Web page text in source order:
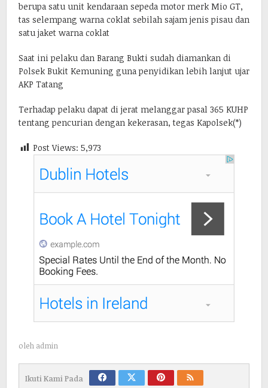
berupa satu unit kendaraan sepeda motor merk Mio GT,
tas selempang warna coklat sebilah sajam jenis pisau dan
satu jaket warna coklat
Saat ini pelaku dan Barang Bukti sudah diamankan di
Polsek Bukit Kemuning guna penyidikan lebih lanjut ujar
AKP Tatang
Terhadap pelaku dapat di jerat melanggar pasal 365 KUHP
tentang pencurian dengan kekerasan, tegas Kapolsek(*)
Post Views: 5,973
oleh admin
Ikuti Kami Pada